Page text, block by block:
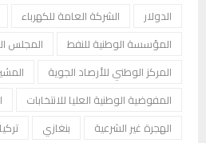
الدولار
الشركة العامة للكهرباء
المؤسسة الوطنية للنفط
المجلس
المركز الوطني للأرصاد الجوية
المفوضية الوطنية العليا للانتخابات
الهجرة غير الشرعية
بنغازي تركيا